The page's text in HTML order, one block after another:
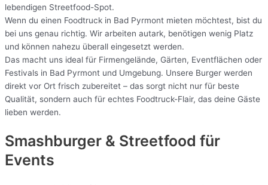
lebendigen Streetfood-Spot.
Wenn du einen Foodtruck in Bad Pyrmont mieten möchtest, bist du
bei uns genau richtig. Wir arbeiten autark, benötigen wenig Platz
und können nahezu überall eingesetzt werden.
Das macht uns ideal für Firmengelände, Gärten, Eventflächen oder
Festivals in Bad Pyrmont und Umgebung. Unsere Burger werden
direkt vor Ort frisch zubereitet – das sorgt nicht nur für beste
Qualität, sondern auch für echtes Foodtruck-Flair, das deine Gäste
lieben werden.
Smashburger & Streetfood für
Events